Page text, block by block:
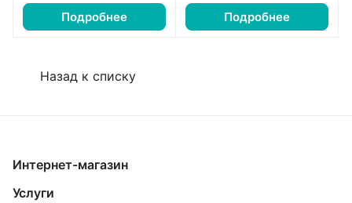
Подробнее Подробнее
Назад к списку
Интернет-магазин
Услуги